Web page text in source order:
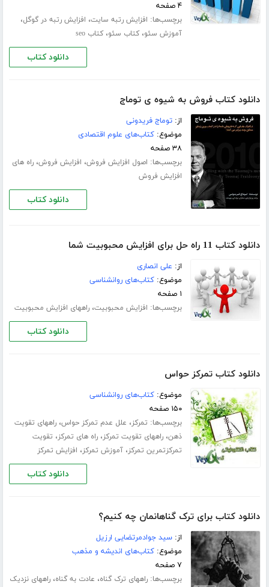
۴ صفحه
برچسب‌ها: افزایش رتبه سایت، افزایش رتبه در گوگل،
آموزش سئو،کتاب سئو،کتاب seo
دانلود کتاب
دانلود کتاب فروش به شیوه ی توماج
از:توماج فریدونی
موضوع:کتاب‌های علوم اقتصادی
۳۸ صفحه
برچسب‌ها: اصول افزایش فروش، افزایش فروش،راه های
افزایش فروش
دانلود کتاب
دانلود کتاب 11 راه حل برای افزایش محبوبیت شما
از: علی انصاری
موضوع:کتاب‌های روانشناسی
۱ صفحه
برچسب‌ها: افزایش محبوبیت،راههای افزایش محبوبیت
دانلود کتاب
دانلود کتاب تمرکز حواس
موضوع:کتاب‌های روانشناسی
۱۵۰ صفحه
برچسب‌ها: تمرکز، علل عدم تمرکز حواس،راههای تقویت
ذهن،راههای تقویت تمرکز،راه های تمرکز، تقویت
تمرکزتمرین تمرکز،آموزش تمرکز، افزایش تمرکز
دانلود کتاب
دانلود کتاب برای ترک گناهانمان چه کنیم؟
از:سید جوادمرتضایی ارزیل
موضوع:کتاب‌های اندیشه و مذهب
۷ صفحه
برچسب‌ها:راههای ترک گناه، عادت به گناه،راههای نزدیک